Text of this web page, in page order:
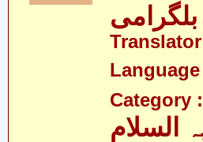
Language
Category :